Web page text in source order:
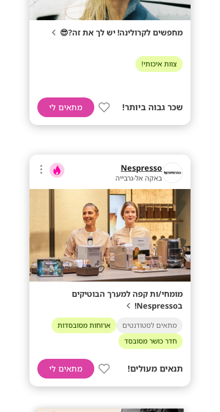
מחפשים לקרולינה! יש לך את זה?😎
צוות איכותי!
שכר גבוה ביותר! מתאים לי
Nespresso
באקה אל-גרבייה
מומחי/ות קפה למערך הבוטיקים
בNespresso!
מתאים לסטודנטים
ארוחות מסובסדות
חדר כושר מסובסד
תנאים מעולים! מתאים לי